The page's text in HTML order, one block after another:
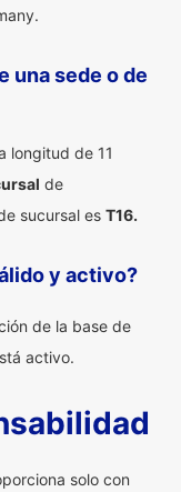
una sede o de
longitud de 11
de
sucursal es T16.
y activo?
de la base de
activo.
solo con